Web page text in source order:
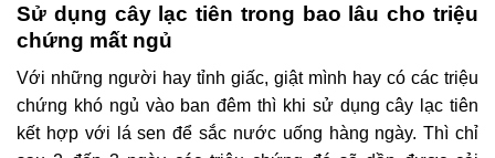
Sử dụng cây lạc tiên trong bao lâu cho triệu
chứng mất ngủ
Với những người hay tỉnh giấc, giật mình hay có các triệu
chứng khó ngủ vào ban đêm thì khi sử dụng cây lạc tiên
kết hợp với lá sen để sắc nước uống hàng ngày. Thì chỉ